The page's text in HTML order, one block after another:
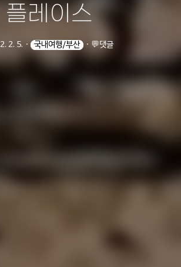
플레이스
2. 5. ㆍ 국내여행/부산 ㆍ 💬댓글